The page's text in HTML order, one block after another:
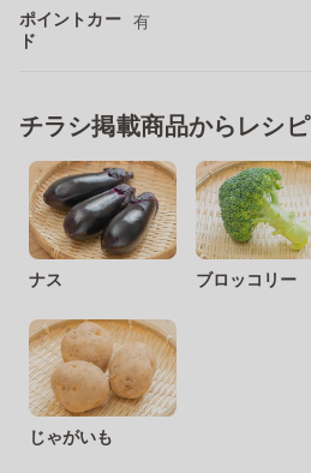
ポイントカー
ド
有
チラシ掲載商品からレシ
ナス ブロッコリー
じゃがいも